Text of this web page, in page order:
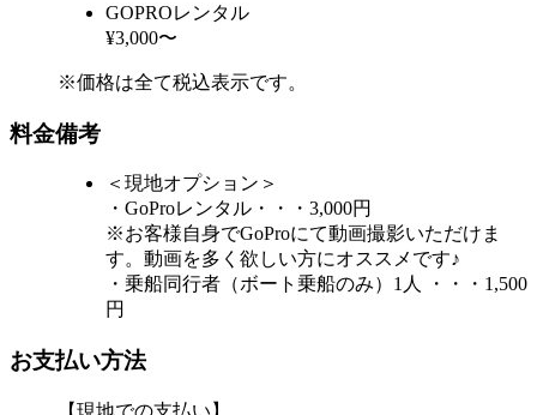
GOPROレンタル
¥3,000〜
※価格は全て税込表示です。
料金備考
＜現地オプション＞
・GoProレンタル・・・3,000円
※お客様自身でGoProにて動画撮影いただけま
す。動画を多く欲しい方にオススメです♪
・乗船同行者（ボート乗船のみ）1人 ・・・1,500
円
お支払い方法
【現地での支払い】